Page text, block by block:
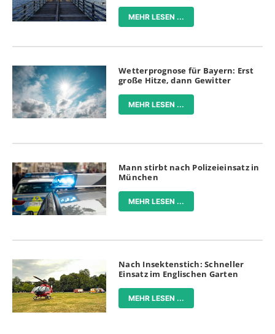
MEHR LESEN ...
Wetterprognose für Bayern: Erst
große Hitze, dann Gewitter
MEHR LESEN ...
Mann stirbt nach Polizeieinsatz in
München
MEHR LESEN ...
Nach Insektenstich: Schneller
Einsatz im Englischen Garten
MEHR LESEN ...